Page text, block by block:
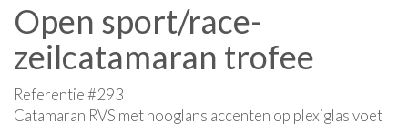
Open sport/race-
zeilcatamaran trofee
Referentie #293
Catamaran RVS met hooglans accenten op plexiglas voet